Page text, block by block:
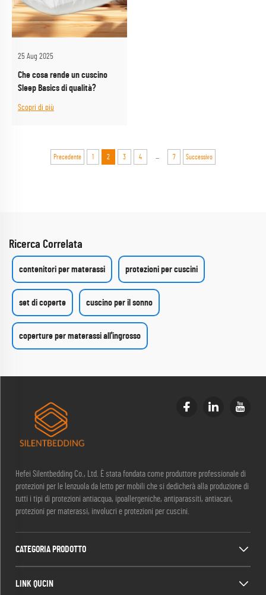
25 Aug 2025
Che cosa rende un cuscino
Sleep Basics di qualità?
Scopri di più
Precedente 1 2 3 4 7 Successivo
Ricerca Correlata
contenitori per materassi protezioni per cuscini
set di coperte cuscino per il sonno
coperture per materassi all'ingrosso
Hefei Silentbedding Co., Ltd. È stata fondata come produttore professionale di
protezioni per le lenzuola da letto per mobili che si dedicherà alla produzione di
tutti i tipi di protezioni antiacqua, ipoallergeniche, antiparassiti, antiacari,
protezioni per materassi, involucri e protezioni per cuscini.
CATEGORIA PRODOTTO
LINK QUCIN